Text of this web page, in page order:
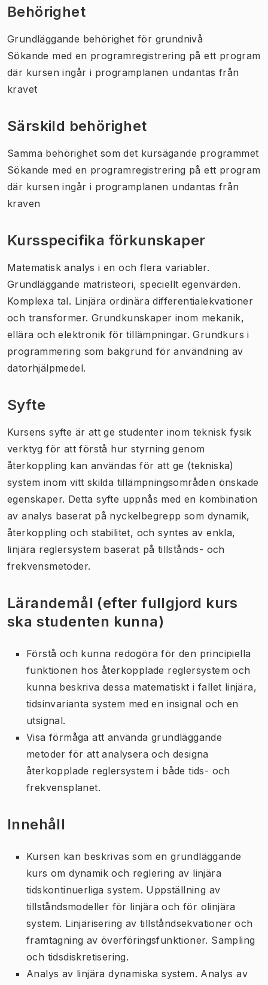
Behörighet
Grundläggande behörighet för grundnivå
Sökande med en programregistrering på ett program
där kursen ingår i programplanen undantas från
kravet
Särskild behörighet
Samma behörighet som det kursägande programmet
Sökande med en programregistrering på ett program
där kursen ingår i programplanen undantas från
kraven
Kursspecifika förkunskaper
Matematisk analys i en och flera variabler.
Grundläggande matristeori, speciellt egenvärden.
Komplexa tal. Linjära ordinära differentialekvationer
och transformer. Grundkunskaper inom mekanik,
ellära och elektronik för tillämpningar. Grundkurs i
programmering som bakgrund för användning av
datorhjälpmedel.
Syfte
Kursens syfte är att ge studenter inom teknisk fysik
verktyg för att förstå hur styrning genom
återkoppling kan användas för att ge (tekniska)
system inom vitt skilda tillämpningsområden önskade
egenskaper. Detta syfte uppnås med en kombination
av analys baserat på nyckelbegrepp som dynamik,
återkoppling och stabilitet, och syntes av enkla,
linjära reglersystem baserat på tillstånds- och
frekvensmetoder.
Lärandemål (efter fullgjord kurs
ska studenten kunna)
Förstå och kunna redogöra för den principiella
funktionen hos återkopplade reglersystem och
kunna beskriva dessa matematiskt i fallet linjära,
tidsinvarianta system med en insignal och en
utsignal.
Visa förmåga att använda grundläggande
metoder för att analysera och designa
återkopplade reglersystem i både tids- och
frekvensplanet.
Innehåll
Kursen kan beskrivas som en grundläggande
kurs om dynamik och reglering av linjära
tidskontinuerliga system. Uppställning av
tillståndsmodeller för linjära och för olinjära
system. Linjärisering av tillståndsekvationer och
framtagning av överföringsfunktioner. Sampling
och tidsdiskretisering.
Analys av linjära dynamiska system. Analys av